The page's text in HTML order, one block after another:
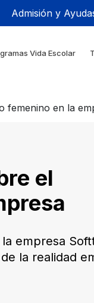
Admisión y
Vida Escolar
femenino en la
el
empresa
la realidad